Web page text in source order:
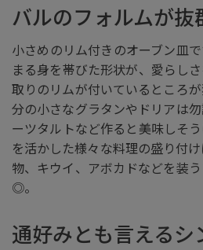
バルのフォルムが抜
小さめのリム付きのオーブン皿
まる身を帯びた形状が、愛らし
取りのリムが付いているところ
分の小さなグラタンやドリアは
ーツタルトなど作ると美味しそ
を活かした様々な料理の盛り付
物、キウイ、アボカドなどを装
◎。
通好みとも言えるシ